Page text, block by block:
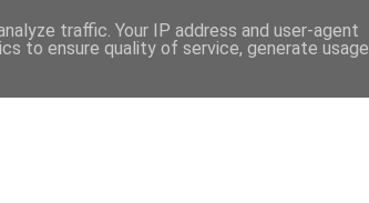
traffic. Your IP address and user-agent
to ensure quality of service, generate usage